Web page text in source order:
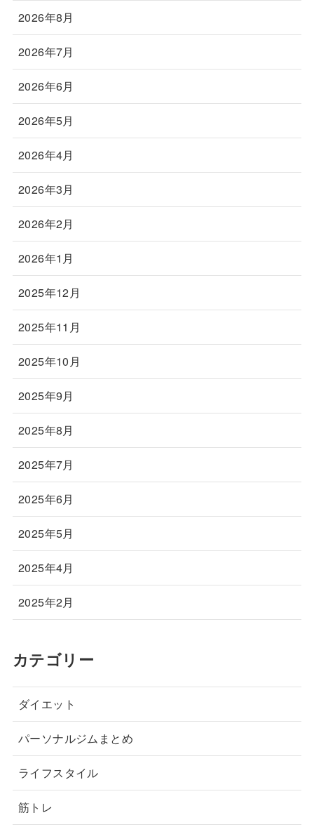
2026年8月
2026年7月
2026年6月
2026年5月
2026年4月
2026年3月
2026年2月
2026年1月
2025年12月
2025年11月
2025年10月
2025年9月
2025年8月
2025年7月
2025年6月
2025年5月
2025年4月
2025年2月
カテゴリー
ダイエット
パーソナルジムまとめ
ライフスタイル
筋トレ